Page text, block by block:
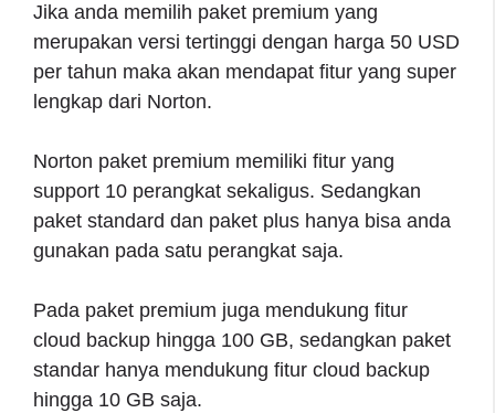
Jika anda memilih paket premium yang
merupakan versi tertinggi dengan harga 50 USD
per tahun maka akan mendapat fitur yang super
lengkap dari Norton.
Norton paket premium memiliki fitur yang
support 10 perangkat sekaligus. Sedangkan
paket standard dan paket plus hanya bisa anda
gunakan pada satu perangkat saja.
Pada paket premium juga mendukung fitur
cloud backup hingga 100 GB, sedangkan paket
standar hanya mendukung fitur cloud backup
hingga 10 GB saja.